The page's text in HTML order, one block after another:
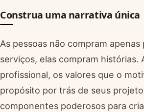
Construa uma narrativa única
As pessoas não compram
serviços, elas compram histórias.
profissional, os valores que o
propósito por trás de seus
componentes poderosos para